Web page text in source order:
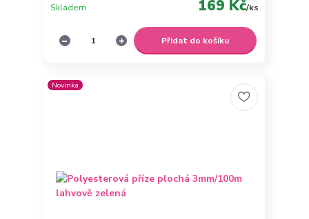
169 Kč/ks
Skladem
Přidat do košíku
Novinka